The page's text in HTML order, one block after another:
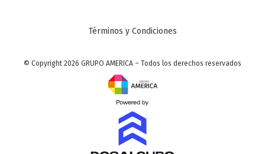
Términos y Condiciones
© Copyright 2026 GRUPO AMERICA – Todos los derechos reservados